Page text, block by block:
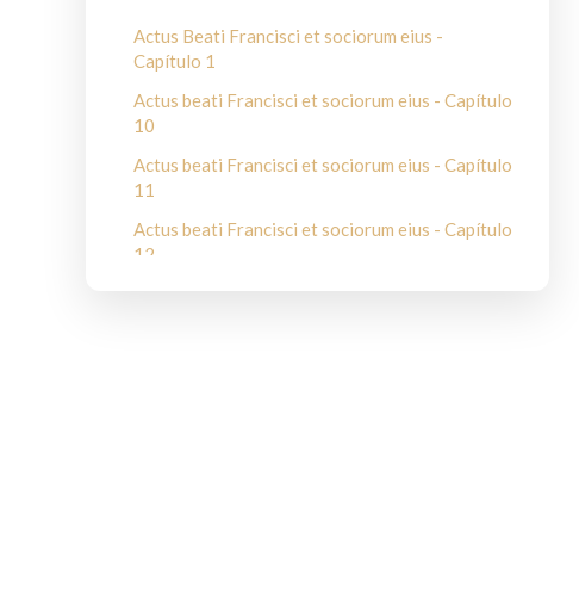
Actus Beati Francisci et sociorum eius -
Capítulo 1
Actus beati Francisci et sociorum eius - Capítulo
10
Actus beati Francisci et sociorum eius - Capítulo
11
Actus beati Francisci et sociorum eius - Capítulo
12